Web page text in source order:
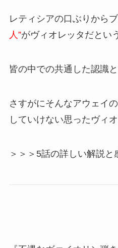
レティシアの口ぶりから
人”がヴィオレッタだとい
皆の中での共通した認識と
さすがにそんなアウェイ
していけない思ったヴィ
＞＞＞5話の詳しい解説と